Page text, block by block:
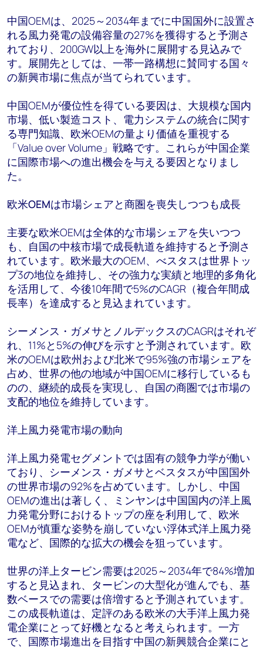
中国OEMは、2025～2034年までに中国国外に設置さ
れる風力発電の設備容量の27%を獲得すると予測さ
れており、200GW以上を海外に展開する見込みで
す。展開先としては、一帯一路構想に賛同する国々
の新興市場に焦点が当てられています。
中国OEMが優位性を得ている要因は、大規模な国内
市場、低い製造コスト、電力システムの統合に関す
る専門知識、欧米OEMの量より価値を重視する
「Value over Volume」戦略です。これらが中国企業
に国際市場への進出機会を与える要因となりまし
た。
欧米OEMは市場シェアと商圏を喪失しつつも成長
主要な欧米OEMは全体的な市場シェアを失いつつ
も、自国の中核市場で成長軌道を維持すると予測さ
れています。欧米最大のOEM、べスタスは世界トッ
プ3の地位を維持し、その強力な実績と地理的多角化
を活用して、今後10年間で5%のCAGR（複合年間成
長率）を達成すると見込まれています。
シーメンス・ガメサとノルデックスのCAGRはそれぞ
れ、11%と5%の伸びを示すと予測されています。欧
米のOEMは欧州および北米で95%強の市場シェアを
占め、世界の他の地域が中国OEMに移行しているも
のの、継続的成長を実現し、自国の商圏では市場の
支配的地位を維持しています。
洋上風力発電市場の動向
洋上風力発電セグメントでは固有の競争力学が働い
ており、シーメンス・ガメサとベスタスが中国国外
の世界市場の92%を占めています。しかし、中国
OEMの進出は著しく、ミンヤンは中国国内の洋上風
力発電分野におけるトップの座を利用して、欧米
OEMが慎重な姿勢を崩していない浮体式洋上風力発
電など、国際的な拡大の機会を狙っています。
世界の洋上タービン需要は2025～2034年で84%増加
すると見込まれ、タービンの大型化が進んでも、基
数ベースでの需要は倍増すると予測されています。
この成長軌道は、定評のある欧米の大手洋上風力発
電企業にとって好機となると考えられます。一方
で、国際市場進出を目指す中国の新興競合企業にと